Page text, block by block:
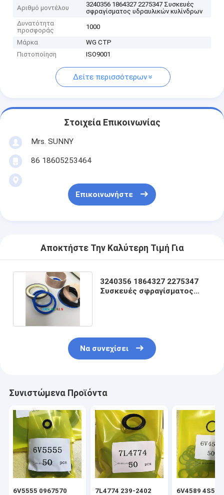
Αριθμό μοντέλου
3240356 1864327 2275347 Συσκευές
σφραγίσματος υδραυλικών κυλίνδρων
Δυνατότητα
προσφοράς
1000
Μάρκα
WG CTP
Πιστοποίηση
ISO9001
Δείτε περισσότερων
Στοιχεία Επικοινωνίας
Mrs. SUNNY
86 18605253464
Επικοινωνήστε
Αποκτήστε Την Καλύτερη Τιμή Για
3240356 1864327 2275347
Συσκευές σφραγίσματος
Να συνεχίσει
Συνιστώμενα Προϊόντα
6V5555 0967570
7L4774 239-2402
6V4589